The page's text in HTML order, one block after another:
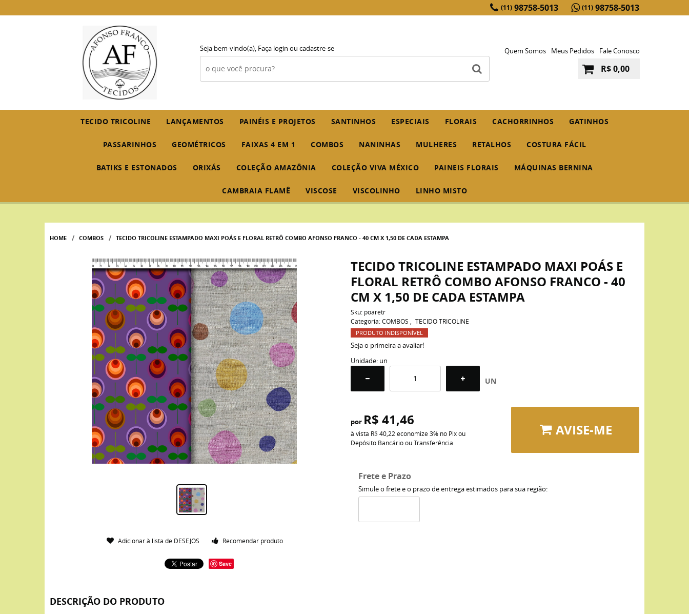
(11) 98758-5013 (11) 98758-5013
Seja bem-vindo(a), Faça login ou cadastre-se Quem Somos Meus Pedidos Fale Conosco
R$ 0,00
TECIDO TRICOLINE LANÇAMENTOS PAINÉIS E PROJETOS SANTINHOS ESPECIAIS FLORAIS CACHORRINHOS GATINHOS
PASSARINHOS GEOMÉTRICOS FAIXAS 4 EM 1 COMBOS NANINHAS MULHERES RETALHOS COSTURA FÁCIL
BATIKS E ESTONADOS ORIXÁS COLEÇÃO AMAZÔNIA COLEÇÃO VIVA MÉXICO PAINEIS FLORAIS MÁQUINAS BERNINA
CAMBRAIA FLAMÊ VISCOSE VISCOLINHO LINHO MISTO
HOME COMBOS TECIDO TRICOLINE ESTAMPADO MAXI POÁS E FLORAL RETRÔ COMBO AFONSO FRANCO - 40 CM X 1,50 DE CADA ESTAMPA
Adicionar à lista de DESEJOS Recomendar produto
Save
TECIDO TRICOLINE ESTAMPADO MAXI POÁS E
FLORAL RETRÔ COMBO AFONSO FRANCO - 40
CM X 1,50 DE CADA ESTAMPA
Sku: poaretr
Categoria: COMBOS TECIDO TRICOLINE
PRODUTO INDISPONÍVEL
Seja o primeira a avaliar!
Unidade: un
UN
por R$ 41,46
à vista R$ 40,22 economize3% no Pix ou
Depósito Bancário ou Transferência
AVISE-ME
Frete e Prazo
Simule o frete e o prazo de entrega estimados para sua região:
DESCRIÇÃO DO PRODUTO